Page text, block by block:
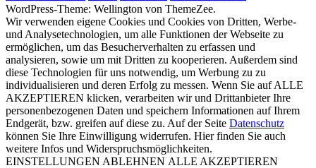
WordPress-Theme: Wellington von ThemeZee.
Wir verwenden eigene Cookies und Cookies von Dritten, Werbe-
und Analysetechnologien, um alle Funktionen der Webseite zu
ermöglichen, um das Besucherverhalten zu erfassen und
analysieren, sowie um mit Dritten zu kooperieren. Außerdem sind
diese Technologien für uns notwendig, um Werbung zu zu
individualisieren und deren Erfolg zu messen. Wenn Sie auf ALLE
AKZEPTIEREN klicken, verarbeiten wir und Drittanbieter Ihre
personenbezogenen Daten und speichern Informationen auf Ihrem
Endgerät, bzw. greifen auf diese zu. Auf der Seite Datenschutz
können Sie Ihre Einwilligung widerrufen. Hier finden Sie auch
weitere Infos und Widerspruchsmöglichkeiten.
EINSTELLUNGEN ABLEHNEN ALLE AKZEPTIEREN